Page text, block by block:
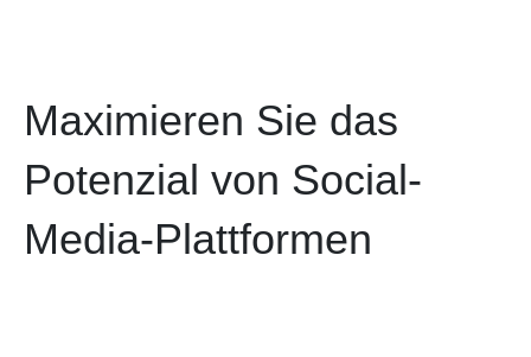
Maximieren Sie das
Potenzial von Social-
Media-Plattformen